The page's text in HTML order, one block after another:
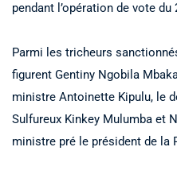
pendant l’opération de vote du
Parmi les tricheurs
figurent Gentiny Ngobila
ministre Antoinette Kipulu, le
Sulfureux Kinkey Mulumba et
ministre pré le président de la